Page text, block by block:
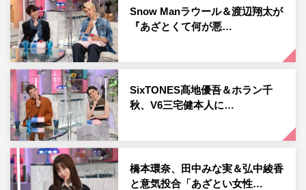
佳子ちゃんの演技最高すぎる、、これからも演技のお仕事
いっぱいきてほしいな」「演技めっちゃ良くて気持ちが入
った」「すごい感情移入しちゃって辛かったです！！」
「演技上手すぎだし可愛すぎだし最高だった 緑のお洋
服めっちゃ可愛い似合ってる」などのコメントが寄せられ
ている。
アンジュルム・佐々木莉佳子公式Instagram：
https://www.instagram.com/rikako_sasaki.official/
Snow Manラウール＆渡辺翔太が
『あざとくて何が悪…
SixTONES髙地優吾＆ホラン千
秋、V6三宅健本人に…
橋本環奈、田中みな実＆弘中綾香
と意気投合「あざとい女性…